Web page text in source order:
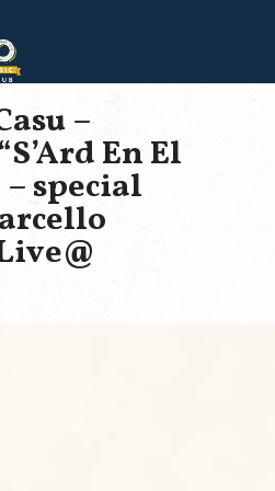
–
En El
special